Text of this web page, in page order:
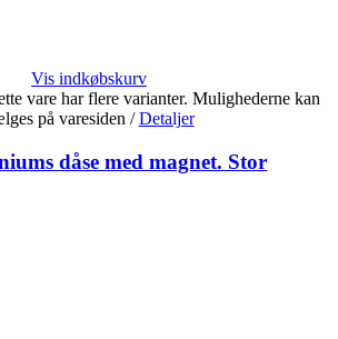
Vis indkøbskurv
vare har flere varianter. Mulighederne kan
på varesiden / Detaljer
dåse med magnet. Stor